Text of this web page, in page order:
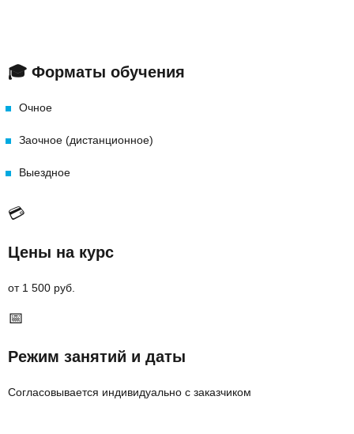
🎓 Форматы обучения
Очное
Заочное (дистанционное)
Выездное
💳
Цены на курс
от 1 500 руб.
📅
Режим занятий и даты
Согласовывается индивидуально с заказчиком